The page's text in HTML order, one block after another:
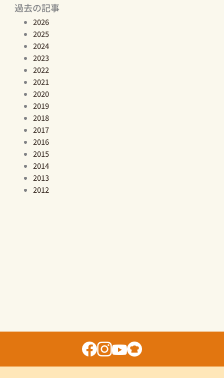
過去の記事
2026
2025
2024
2023
2022
2021
2020
2019
2018
2017
2016
2015
2014
2013
2012